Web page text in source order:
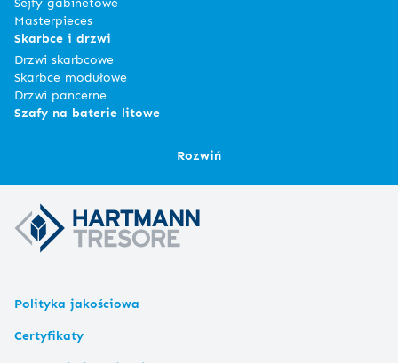
Masterpieces
Skarbce i drzwi
Drzwi skarbcowe
Skarbce modułowe
Drzwi pancerne
Szafy na baterie litowe
Rozwiń
Polityka jakościowa
Certyfikaty